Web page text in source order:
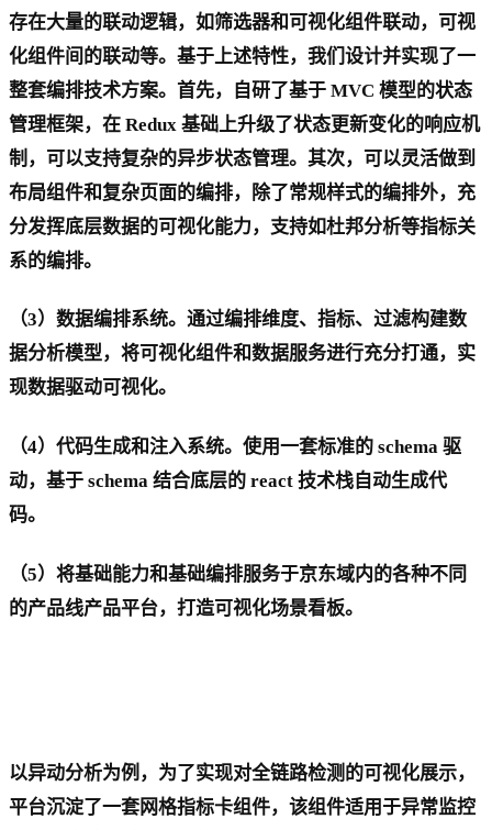
存在大量的联动逻辑，如筛选器和可视化组件联动，可视
化组件间的联动等。基于上述特性，我们设计并实现了一
整套编排技术方案。首先，自研了基于 MVC 模型的状态
管理框架，在 Redux 基础上升级了状态更新变化的响应机
制，可以支持复杂的异步状态管理。其次，可以灵活做到
布局组件和复杂页面的编排，除了常规样式的编排外，充
分发挥底层数据的可视化能力，支持如杜邦分析等指标关
系的编排。
（3）数据编排系统。通过编排维度、指标、过滤构建数
据分析模型，将可视化组件和数据服务进行充分打通，实
现数据驱动可视化。
（4）代码生成和注入系统。使用一套标准的 schema 驱
动，基于 schema 结合底层的 react 技术栈自动生成代
码。
（5）将基础能力和基础编排服务于京东域内的各种不同
的产品线产品平台，打造可视化场景看板。
以异动分析为例，为了实现对全链路检测的可视化展示，
平台沉淀了一套网格指标卡组件，该组件适用于异常监控